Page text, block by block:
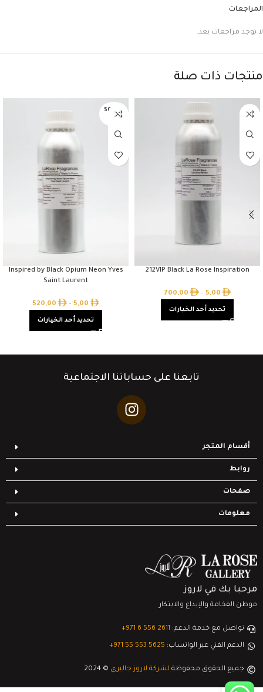
المراجعات
لا توجد مراجعات بعد.
منتجات ذات صلة
212VIP Black La Rose Inspiration
5,00
–
700,00
تحديد أحد الخيارات
SOLD O
UT
Inspired by Black Opium Neon Yves
Saint Laurent
5,00
–
520,00
تحديد أحد الخيارات
تابعنا على حساباتنا الاجتماعية
أقسام المتجر
روابط
صفحات
معلومات
مرحبا بك في لاروز
موطن الفخامة والإبداع والابتكار
تواصل مع خدمة الدعم: ‎+971 6 556 2611
الدعم الفني عبر الواتساب: ‎+971 55 553 5625
جميع الحقوق محفوظة لشركة لاروز جاليري © 2024